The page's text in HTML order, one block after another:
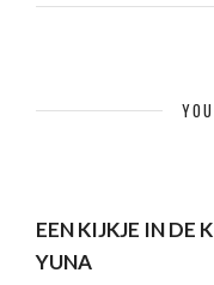
EEN KIJKJE IN DE
YUNA